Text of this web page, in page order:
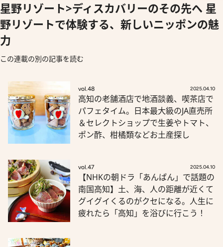
星野リゾート>ディスカバリーのその先へ 星
野リゾートで体験する、新しいニッポンの魅
力
この連載の別の記事を読む
vol.48 2025.04.10
高知の老舗酒店で地酒談義、喫茶店で
パフェタイム。日本最大級のJA直売所
＆セレクトショップで生姜やトマト、
ポン酢、柑橘類などお土産探し
vol.47 2025.04.10
【NHKの朝ドラ「あんぱん」で話題の
南国高知】土、海、人の距離が近くて
グイグイくるのがクセになる。人生に
疲れたら「高知」を浴びに行こう！